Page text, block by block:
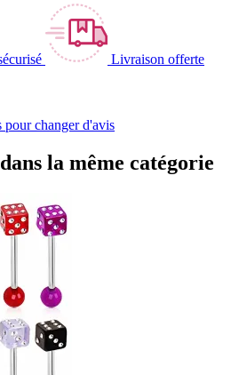
Livraison offerte
pour changer d'avis
la même catégorie